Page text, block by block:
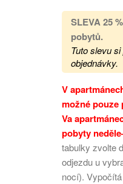
SLEVA 25 %
pobytů.
Tuto slevu
objednávky.
V
možné pouze
Va
pobyty neděle
tabulky zvolte
odjezdu u
nocí).